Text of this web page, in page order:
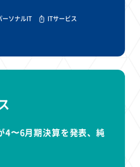
ーソナルIT
ITサービス
4〜6月期決算を発表、純